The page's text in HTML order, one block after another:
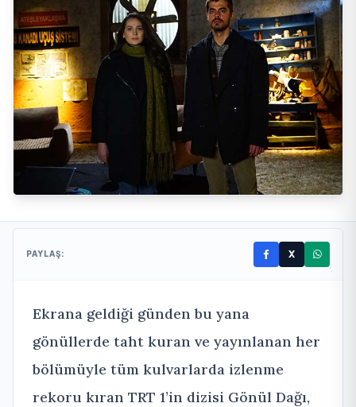
PAYLAŞ: X
Ekrana geldiği günden bu yana
gönüllerde taht kuran ve yayınlanan her
bölümüyle tüm kulvarlarda izlenme
rekoru kıran TRT 1’in dizisi Gönül Dağı,